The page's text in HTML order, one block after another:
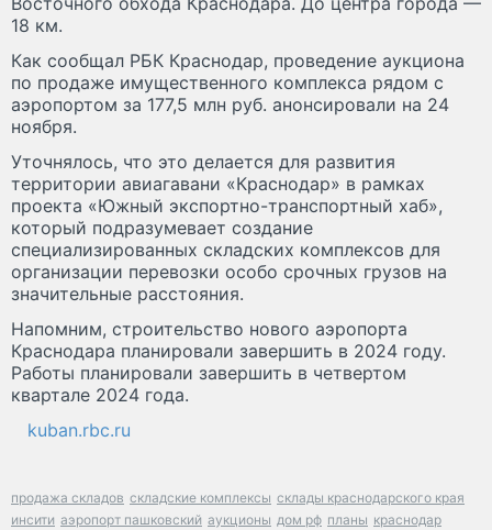
18 км.
Как сообщал РБК Краснодар, проведение аукциона
по продаже имущественного комплекса рядом с
аэропортом за 177,5 млн руб. анонсировали на 24
ноября.
Уточнялось, что это делается для развития
территории авиагавани «Краснодар» в рамках
проекта «Южный экспортно-транспортный хаб»,
который подразумевает создание
специализированных складских комплексов для
организации перевозки особо срочных грузов на
значительные расстояния.
Напомним, строительство нового аэропорта
Краснодара планировали завершить в 2024 году.
Работы планировали завершить в четвертом
квартале 2024 года.
kuban.rbc.ru
продажа складов складские комплексы склады краснодарского края
инсити аэропорт пашковский аукционы дом рф планы краснодар